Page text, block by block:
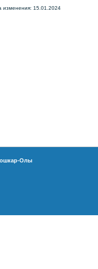
изменения: 15.01.2024
Олы